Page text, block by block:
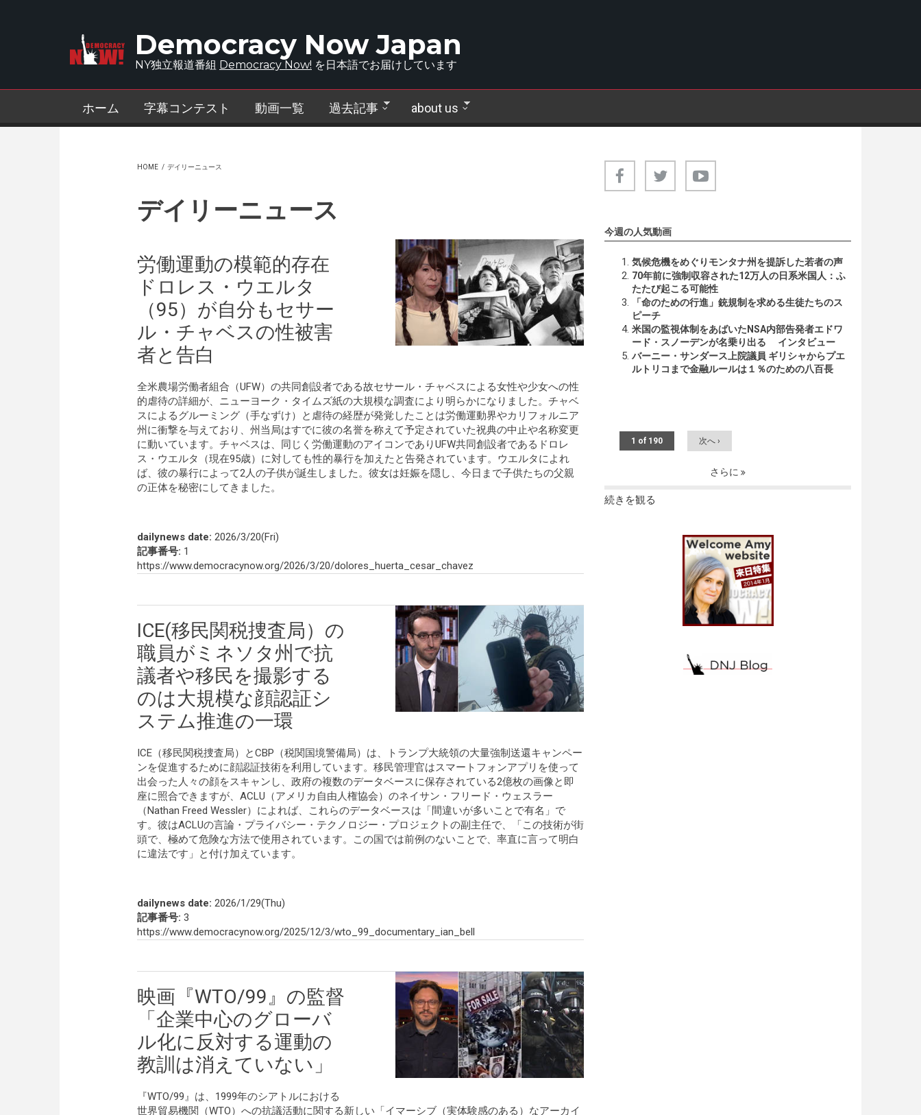
Democracy Now Japan
NY独立報道番組 Democracy Now! を日本語でお届けしています
ホーム 字幕コンテスト 動画一覧 過去記事 about us
HOME / デイリーニュース
デイリーニュース
労働運動の模範的存在
ドロレス・ウエルタ
（95）が自分もセサー
ル・チャベスの性被害
者と告白
全米農場労働者組合（UFW）の共同創設者である故セサール・チャベスによる女性や少女への性
的虐待の詳細が、ニューヨーク・タイムズ紙の大規模な調査により明らかになりました。チャベ
スによるグルーミング（手なずけ）と虐待の経歴が発覚したことは労働運動界やカリフォルニア
州に衝撃を与えており、州当局はすでに彼の名誉を称えて予定されていた祝典の中止や名称変更
に動いています。チャベスは、同じく労働運動のアイコンでありUFW共同創設者であるドロレ
ス・ウエルタ（現在95歳）に対しても性的暴行を加えたと告発されています。ウエルタによれ
ば、彼の暴行によって2人の子供が誕生しました。彼女は妊娠を隠し、今日まで子供たちの父親
の正体を秘密にしてきました。
dailynews date: 2026/3/20(Fri)
記事番号: 1
https://www.democracynow.org/2026/3/20/dolores_huerta_cesar_chavez
ICE(移民関税捜査局）の
職員がミネソタ州で抗
議者や移民を撮影する
のは大規模な顔認証シ
ステム推進の一環
ICE（移民関税捜査局）とCBP（税関国境警備局）は、トランプ大統領の大量強制送還キャンペー
ンを促進するために顔認証技術を利用しています。移民管理官はスマートフォンアプリを使って
出会った人々の顔をスキャンし、政府の複数のデータベースに保存されている2億枚の画像と即
座に照合できますが、ACLU（アメリカ自由人権協会）のネイサン・フリード・ウェスラー
（Nathan Freed Wessler）によれば、これらのデータベースは「間違いが多いことで有名」で
す。彼はACLUの言論・プライバシー・テクノロジー・プロジェクトの副主任で、「この技術が街
頭で、極めて危険な方法で使用されています。この国では前例のないことで、率直に言って明白
に違法です」と付け加えています。
dailynews date: 2026/1/29(Thu)
記事番号: 3
https://www.democracynow.org/2025/12/3/wto_99_documentary_ian_bell
映画『WTO/99』の監督
「企業中心のグローバ
ル化に反対する運動の
教訓は消えていない」
『WTO/99』は、1999年のシアトルにおける
世界貿易機関（WTO）への抗議活動に関する新しい「イマーシブ（実体験感のある）なアーカイ
今週の人気動画
気候危機をめぐりモンタナ州を提訴した若者の声
70年前に強制収容された12万人の日系米国人：ふ
たたび起こる可能性
「命のための行進」銃規制を求める生徒たちのス
ピーチ
米国の監視体制をあばいたNSA内部告発者エドワ
ード・スノーデンが名乗り出る インタビュー
バーニー・サンダース上院議員 ギリシャからプエ
ルトリコまで金融ルールは１％のための八百長
1 of 190 次へ ›
さらに
続きを観る